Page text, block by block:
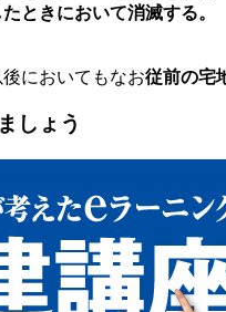
ときにおいて消滅する。
においてもなお従前の宅
しょう